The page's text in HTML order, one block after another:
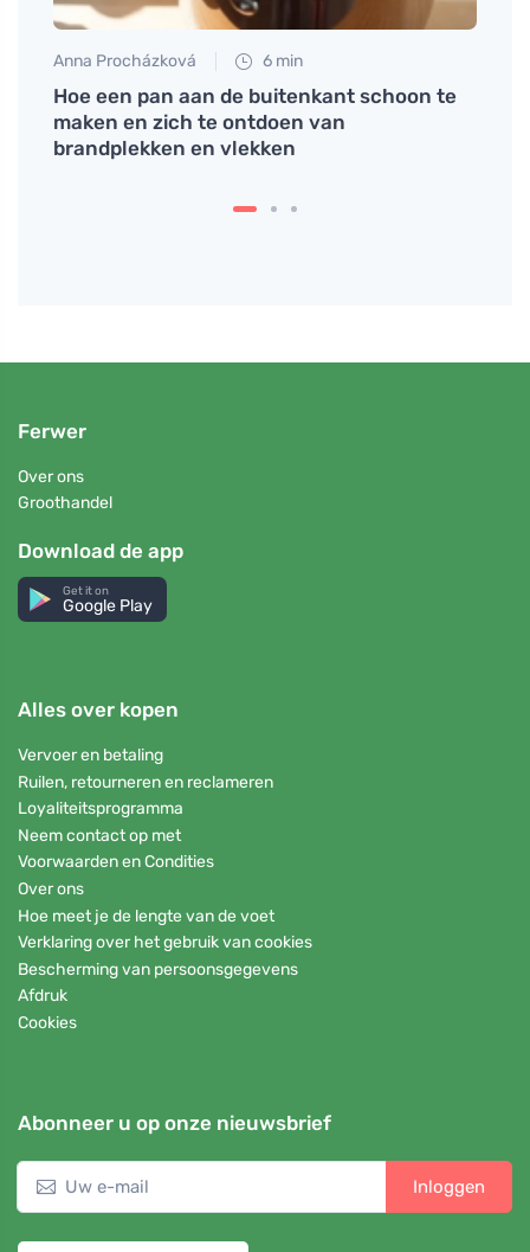
Anna Procházková 6 min
Hoe een pan aan de buitenkant schoon te
maken en zich te ontdoen van
brandplekken en vlekken
Ferwer
Over ons
Groothandel
Download de app
Get it on
Google Play
Alles over kopen
Vervoer en betaling
Ruilen, retourneren en reclameren
Loyaliteitsprogramma
Neem contact op met
Voorwaarden en Condities
Over ons
Hoe meet je de lengte van de voet
Verklaring over het gebruik van cookies
Bescherming van persoonsgegevens
Afdruk
Cookies
Abonneer u op onze nieuwsbrief
Inloggen